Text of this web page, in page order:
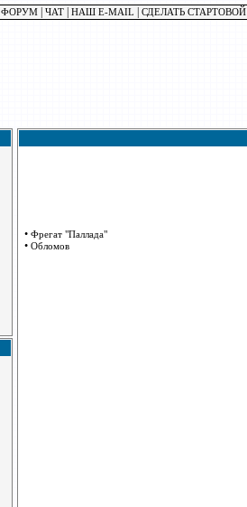
ФОРУМ ЧАТ НАШ E-MAIL СДЕЛАТЬ СТАРТОВОЙ
• Фрегат "Паллада"
• Обломов